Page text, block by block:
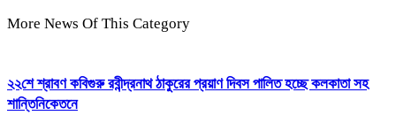
More News Of This Category
২২শে শ্রাবণ কবিগুরু রবীন্দ্রনাথ ঠাকুরের প্রয়াণ দিবস পালিত হচ্ছে কলকাতা সহ
শান্তিনিকেতনে